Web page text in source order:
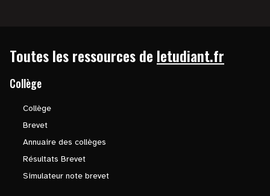
Toutes les ressources de letudiant.fr
Collège
Collège
Brevet
Annuaire des collèges
Résultats Brevet
Simulateur note brevet